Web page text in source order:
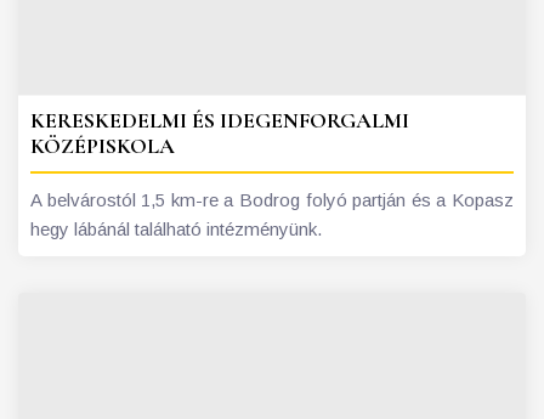
KERESKEDELMI ÉS IDEGENFORGALMI
KÖZÉPISKOLA
A belvárostól 1,5 km-re a Bodrog folyó partján és a Kopasz
hegy lábánál található intézményünk.